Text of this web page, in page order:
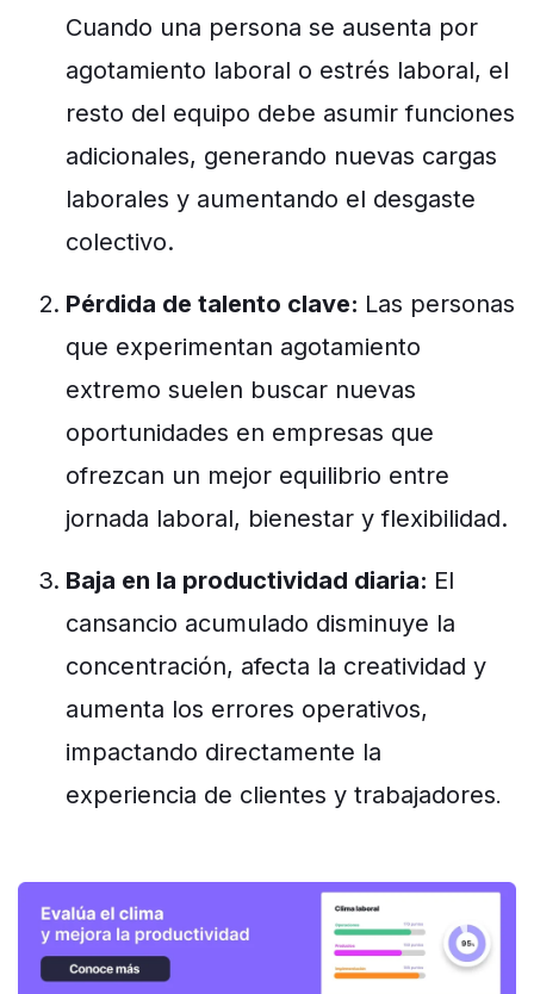
Cuando una persona se ausenta por
agotamiento laboral o estrés laboral, el
resto del equipo debe asumir funciones
adicionales, generando nuevas cargas
laborales y aumentando el desgaste
colectivo.
Pérdida de talento clave: Las personas
que experimentan agotamiento
extremo suelen buscar nuevas
oportunidades en empresas que
ofrezcan un mejor equilibrio entre
jornada laboral, bienestar y flexibilidad.
Baja en la productividad diaria: El
cansancio acumulado disminuye la
concentración, afecta la creatividad y
aumenta los errores operativos,
impactando directamente la
experiencia de clientes y trabajadores.